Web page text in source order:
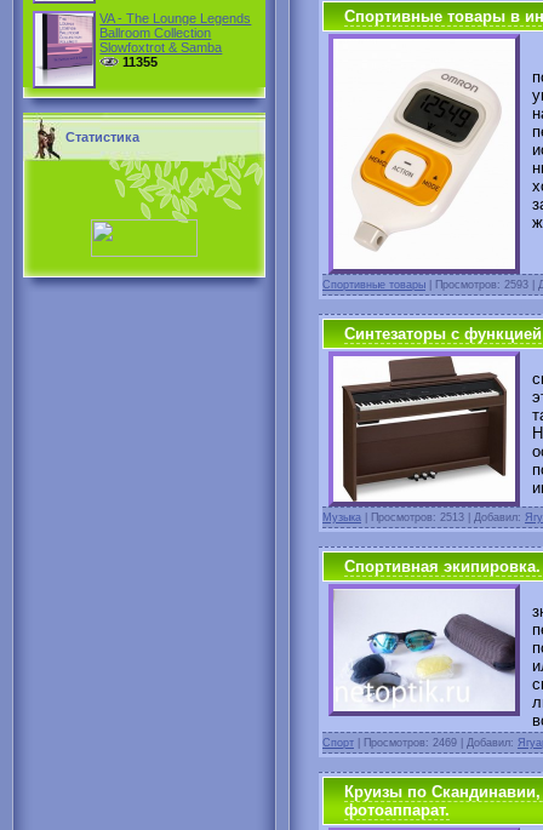
VA - The Lounge Legends
Ballroom Collection
Slowfoxtrot & Samba
11355
Статистика
Спортивные товары в
Спортивные товары Просмотров: 2593 |
Синтезаторы с
Музыка Просмотров: 2513 | Добавил:
Спортивная
Спорт Просмотров: 2469 | Добавил:
Круизы по
фотоаппарат.